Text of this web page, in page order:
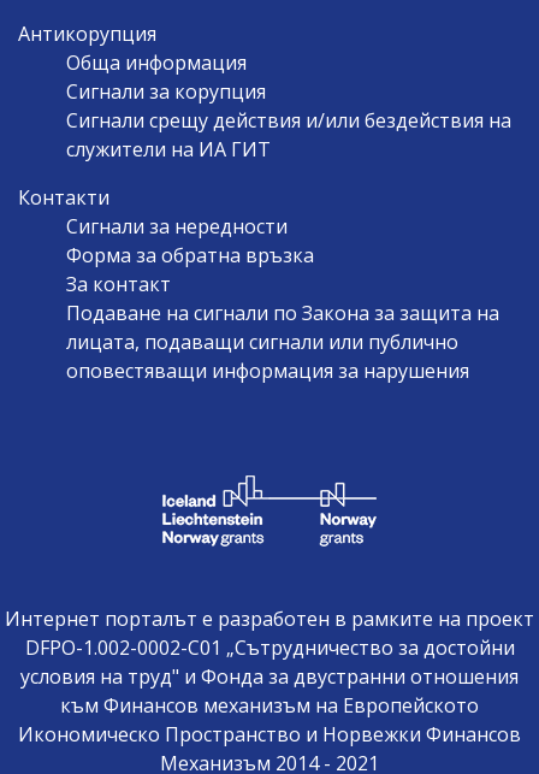
Антикорупция
Обща информация
Сигнали за корупция
Сигнали срещу действия и/или бездействия на
служители на ИА ГИТ
Контакти
Сигнали за нередности
Форма за обратна връзка
За контакт
Подаване на сигнали по Закона за защита на
лицата, подаващи сигнали или публично
оповестяващи информация за нарушения
Интернет порталът е разработен в рамките на проект
DFPO-1.002-0002-C01 „Сътрудничество за достойни
условия на труд" и Фонда за двустранни отношения
към Финансов механизъм на Европейското
Икономическо Пространство и Норвежки Финансов
Механизъм 2014 - 2021